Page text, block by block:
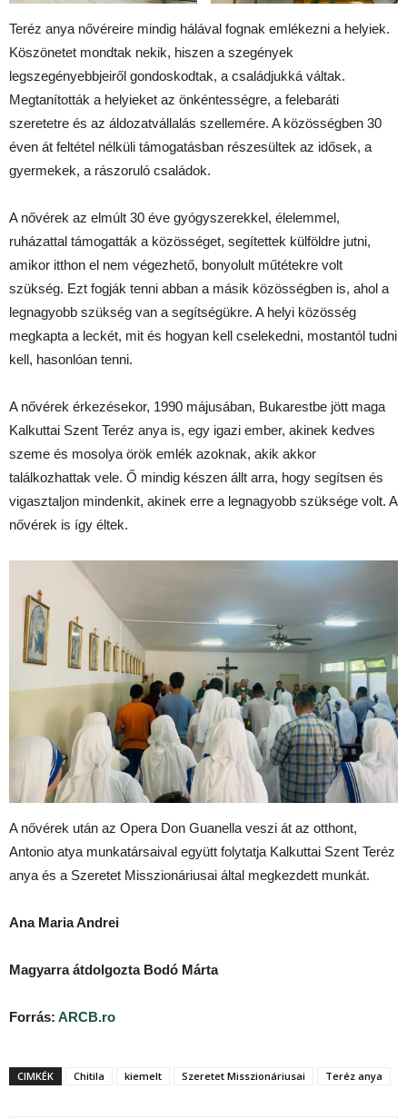
Teréz anya nővéreire mindig hálával fognak emlékezni a helyiek.
Köszönetet mondtak nekik, hiszen a szegények
legszegényebbjeiről gondoskodtak, a családjukká váltak.
Megtanították a helyieket az önkéntességre, a felebaráti
szeretetre és az áldozatvállalás szellemére. A közösségben 30
éven át feltétel nélküli támogatásban részesültek az idősek, a
gyermekek, a rászoruló családok.
A nővérek az elmúlt 30 éve gyógyszerekkel, élelemmel,
ruházattal támogatták a közösséget, segítettek külföldre jutni,
amikor itthon el nem végezhető, bonyolult műtétekre volt
szükség. Ezt fogják tenni abban a másik közösségben is, ahol a
legnagyobb szükség van a segítségükre. A helyi közösség
megkapta a leckét, mit és hogyan kell cselekedni, mostantól tudni
kell, hasonlóan tenni.
A nővérek érkezésekor, 1990 májusában, Bukarestbe jött maga
Kalkuttai Szent Teréz anya is, egy igazi ember, akinek kedves
szeme és mosolya örök emlék azoknak, akik akkor
találkozhattak vele. Ő mindig készen állt arra, hogy segítsen és
vigasztaljon mindenkit, akinek erre a legnagyobb szüksége volt. A
nővérek is így éltek.
A nővérek után az Opera Don Guanella veszi át az otthont,
Antonio atya munkatársaival együtt folytatja Kalkuttai Szent Teréz
anya és a Szeretet Misszionáriusai által megkezdett munkát.
Ana Maria Andrei
Magyarra átdolgozta Bodó Márta
Forrás: ARCB.ro
CIMKÉK Chitila kiemelt Szeretet Misszionáriusai Teréz anya